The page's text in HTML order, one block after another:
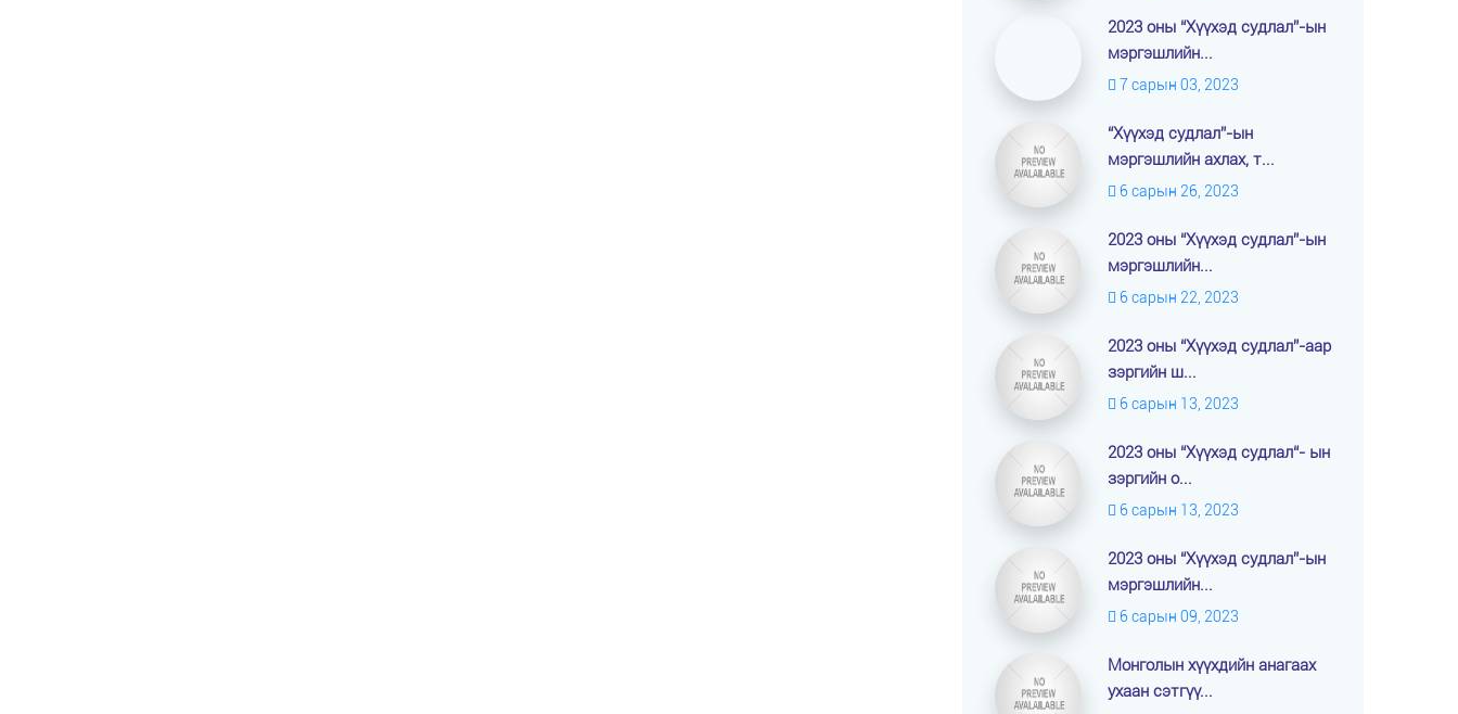
2023 оны “Хүүхэд судлал”-ын
мэргэшлийн...
7 сарын 03, 2023
“Хүүхэд судлал”-ын
мэргэшлийн ахлах, т...
6 сарын 26, 2023
2023 оны “Хүүхэд судлал”-ын
мэргэшлийн...
6 сарын 22, 2023
2023 оны “Хүүхэд судлал”-аар
зэргийн ш...
6 сарын 13, 2023
2023 оны “Хүүхэд судлал“- ын
зэргийн о...
6 сарын 13, 2023
2023 оны “Хүүхэд судлал”-ын
мэргэшлийн...
6 сарын 09, 2023
Монголын хүүхдийн анагаах
ухаан сэтгүү...